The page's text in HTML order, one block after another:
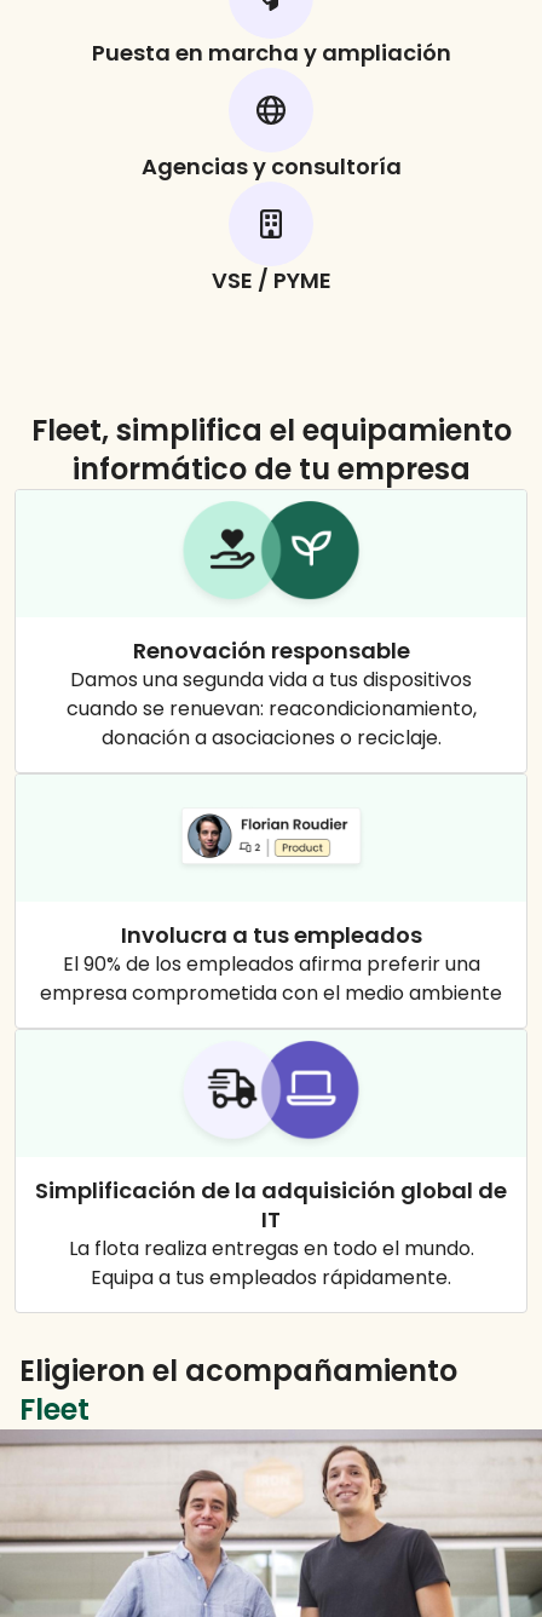
Puesta en marcha y ampliación
Agencias y consultoría
VSE / PYME
Fleet, simplifica el equipamiento
informático de tu empresa
Renovación responsable
Damos una segunda vida a tus dispositivos
cuando se renuevan: reacondicionamiento,
donación a asociaciones o reciclaje.
Involucra a tus empleados
El 90% de los empleados afirma preferir una
empresa comprometida con el medio ambiente
Simplificación de la adquisición global de
IT
La flota realiza entregas en todo el mundo.
Equipa a tus empleados rápidamente.
Eligieron el acompañamiento
Fleet